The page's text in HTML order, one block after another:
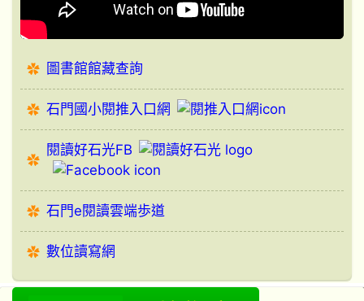
圖書館館藏查詢
石門國小閱推入口網
閱讀好石光FB
石門e閱讀雲端歩道
數位讀寫網